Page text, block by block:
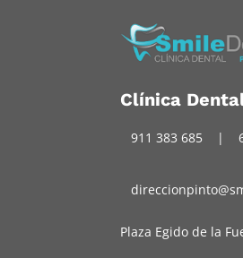
Clínica
911 383 685 |
Plaza Egido de la